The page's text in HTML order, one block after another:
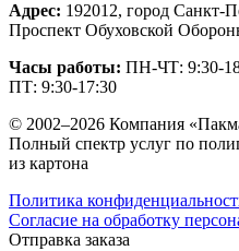
Адрес: 192012, город Санкт-
Проспект Обуховской
Часы работы: ПН-ЧТ: 9:30-
ПТ: 9:30-17:30
© 2002–2026 Компания
Полный спектр услуг по
из картона
Политика
Согласие на обработку
Отправка заказа